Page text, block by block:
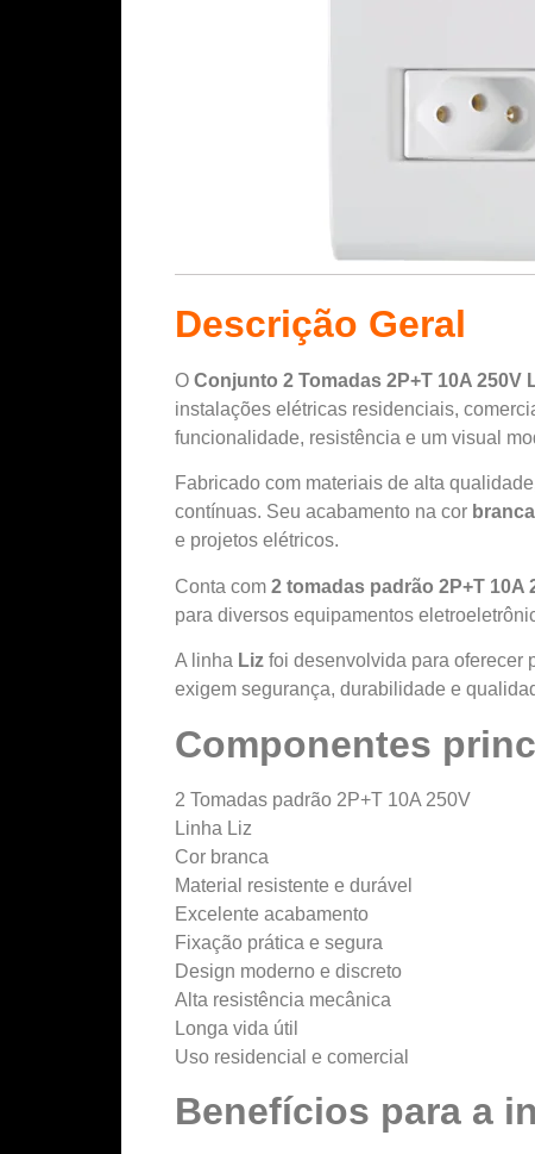
Descrição Geral
O Conjunto 2 Tomadas 2P+T 10A 250V
instalações elétricas residenciais,
funcionalidade, resistência e um visual
Fabricado com materiais de alta
contínuas. Seu acabamento na cor branca
e projetos elétricos.
Conta com 2 tomadas padrão 2P+T 10A
para diversos equipamentos
A linha Liz foi desenvolvida para oferecer
exigem segurança, durabilidade e
Componentes
2 Tomadas padrão 2P+T 10A 250V
Linha Liz
Cor branca
Material resistente e durável
Excelente acabamento
Fixação prática e segura
Design moderno e discreto
Alta resistência mecânica
Longa vida útil
Uso residencial e comercial
Benefícios para a